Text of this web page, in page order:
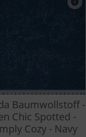
Baumwollstoff -
Chic Spotted -
Cozy - Navy